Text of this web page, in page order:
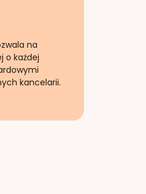
na
o każdej
kancelarii.